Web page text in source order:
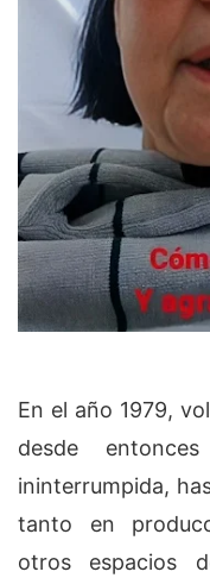
En el año 1979,
desde
ininterrumpida,
tanto en
otros espacios